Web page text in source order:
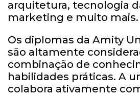
arquitetura, tecnologia
marketing e muito mais.
Os diplomas da Amity
são altamente
combinação de
habilidades práticas. A
colabora ativamente